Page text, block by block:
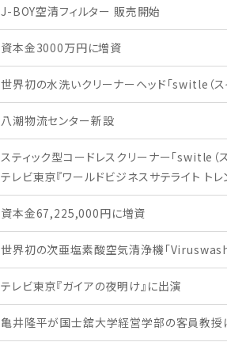
J-BOY空清フィルター 販売開始
資本金3000万円に増資
世界初の⽔洗いクリーナーヘッド「switle（ス
八潮物流センター新設
スティック型コードレスクリーナー「switle（
テレビ東京『ワールドビジネスサテライト トレ
資本金67,225,000円に増資
世界初の次亜塩素酸空気清浄機「
テレビ東京『ガイアの夜明け』に出演
亀井隆平が国士舘大学経営学部の客員教授